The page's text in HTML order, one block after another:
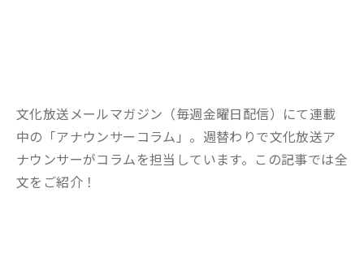
文化放送メールマガジン（毎週金曜日配信）にて連載
中の「アナウンサーコラム」。週替わりで文化放送ア
ナウンサーがコラムを担当しています。この記事では全
文をご紹介！